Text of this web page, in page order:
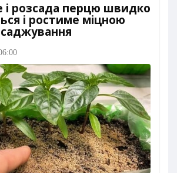
і розсада перцю швидко
і ростиме міцною